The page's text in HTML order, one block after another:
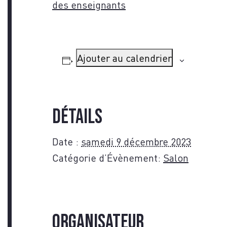
des enseignants
Ajouter au calendrier
Détails
Date : samedi 9 décembre 2023
Catégorie d’Évènement: Salon